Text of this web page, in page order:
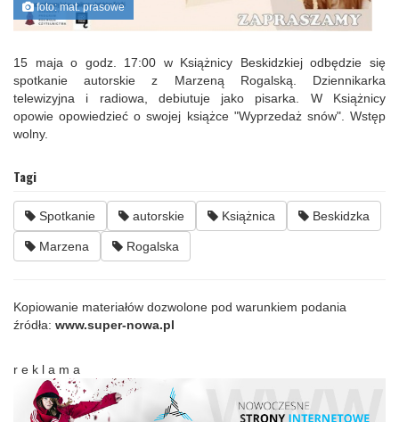
foto: mat. prasowe
15 maja o godz. 17:00 w Książnicy Beskidzkiej odbędzie się
spotkanie autorskie z Marzeną Rogalską. Dziennikarka
telewizyjna i radiowa, debiutuje jako pisarka. W Książnicy
opowie opowiedzieć o swojej książce "Wyprzedaż snów". Wstęp
wolny.
Tagi
Spotkanie autorskie Książnica Beskidzka
Marzena Rogalska
Kopiowanie materiałów dozwolone pod warunkiem podania
źródła: www.super-nowa.pl
r e k l a m a